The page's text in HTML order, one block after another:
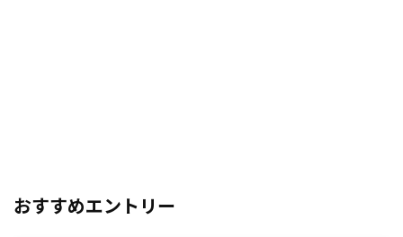
おすすめエントリー